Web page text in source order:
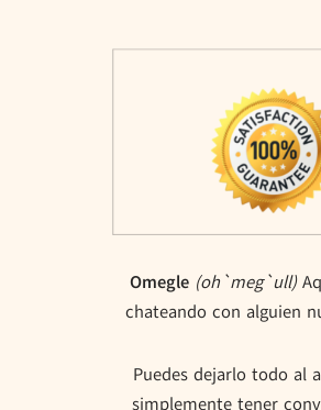
Omegle (oh`meg`ull)
chateando con alguien
Puedes dejarlo todo al
simplemente tener